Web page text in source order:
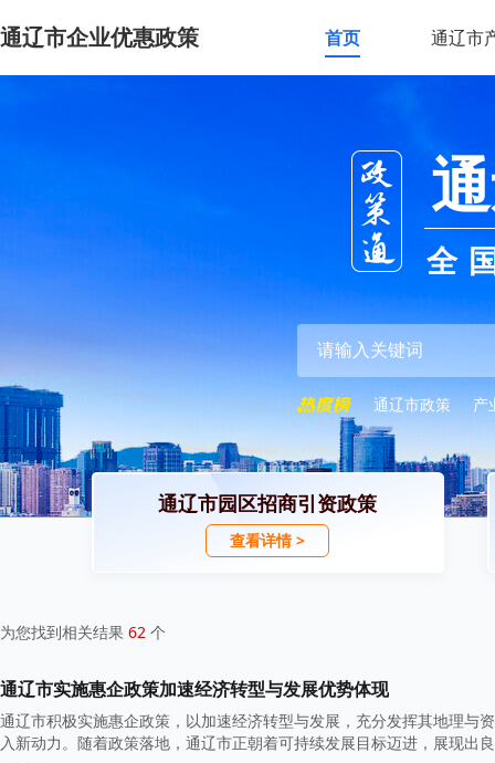
通辽市企业优惠政策 首页 通辽市
全
通辽市政策 产
通辽市园区招商引资政策
查看详情 >
为您找到相关结果 62 个
通辽市实施惠企政策加速经济转型与发展优势体现
通辽市积极实施惠企政策，以加速经济转型与发展，充分发挥其地理与
入新动力。随着政策落地，通辽市正朝着可持续发展目标迈进，展现出